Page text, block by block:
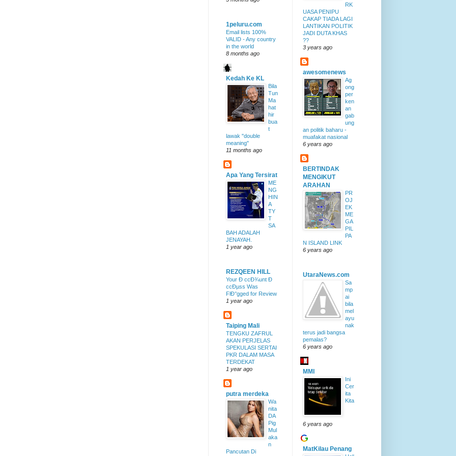
1peluru.com
Email lists 100%
VALID - Any country
in the world
8 months ago
Kedah Ke KL
Bila
Tun
Ma
hat
hir
bua
t
lawak "double
meaning"
11 months ago
Apa Yang Tersirat
ME
NG
HIN
A
TY
T
SA
BAH ADALAH
JENAYAH.
1 year ago
REZQEEN HILL
Your Ð ccÐ¾unt Ð
ccÐµss Was
FlÐ°gged for Review
1 year ago
Taiping Mali
TENGKU ZAFRUL
AKAN PERJELAS
SPEKULASI SERTAI
PKR DALAM MASA
TERDEKAT
1 year ago
putra merdeka
Wa
nita
DA
Pig
Mul
aka
n
Pancutan Di
RK
UASA PENIPU
CAKAP TIADA LAGI
LANTIKAN POLITIK
JADI DUTA KHAS
??
3 years ago
awesomenews
Ag
ong
per
ken
an
gab
ung
an politik baharu -
muafakat nasional
6 years ago
BERTINDAK
MENGIKUT
ARAHAN
PR
OJ
EK
ME
GA
PIL
PA
N ISLAND LINK
6 years ago
UtaraNews.com
Sa
mp
ai
bila
mel
ayu
nak
terus jadi bangsa
pemalas?
6 years ago
MMI
Ini
Cer
ita
Kita
6 years ago
MatKilau Penang